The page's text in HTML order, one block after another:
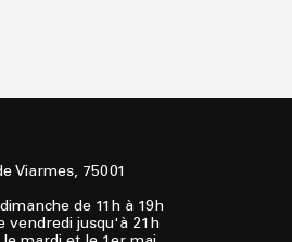
Viarmes, 75001
de 11h à 19h
vendredi jusqu'à 21h